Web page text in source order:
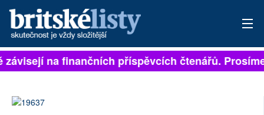
PŘIHLÁSIT
na finančních příspěvcích čtenářů. Prosíme,